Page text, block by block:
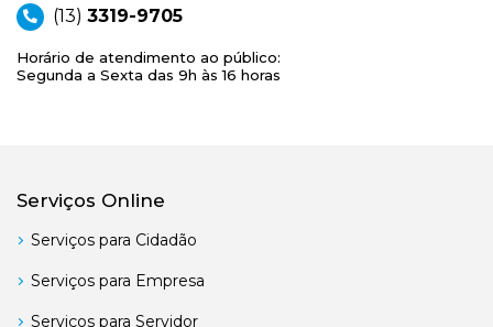
(13) 3319-9705
Horário de atendimento ao público:
Segunda a Sexta das 9h às 16 horas
Serviços Online
Serviços para Cidadão
Serviços para Empresa
Serviços para Servidor